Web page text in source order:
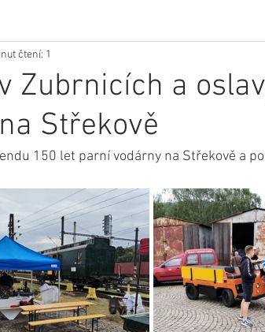
Zubrnicích a
Střekově
čtení: 1
150 let parní vodárny na Střekově a